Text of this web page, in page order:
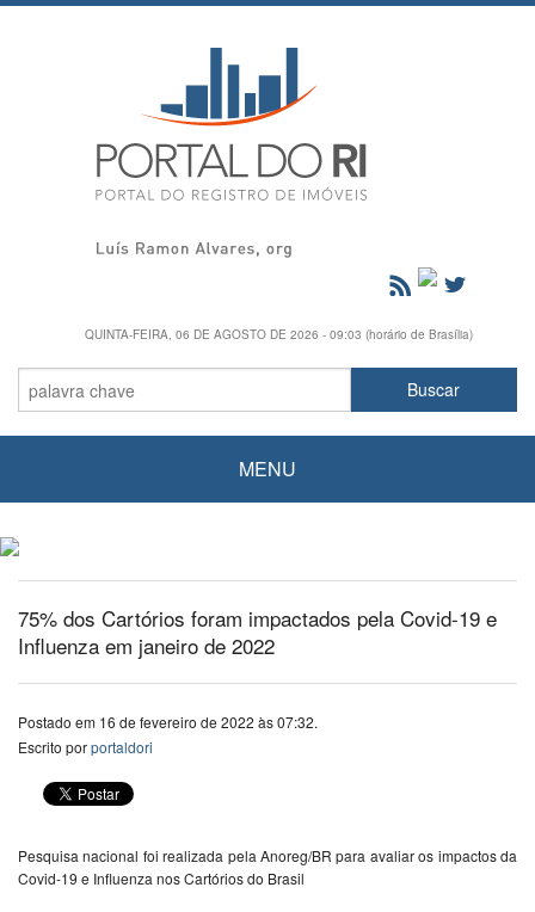
QUINTA-FEIRA, 06 DE AGOSTO DE 2026 - 09:03 (horário de Brasília)
MENU
75% dos Cartórios foram impactados pela Covid-19 e
Influenza em janeiro de 2022
Postado em 16 de fevereiro de 2022 às 07:32.
Escrito porportaldori
Pesquisa nacional foi realizada pela Anoreg/BR para avaliar os impactos da
Covid-19 e Influenza nos Cartórios do Brasil